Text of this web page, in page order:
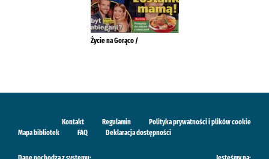
Życie na Gorąco /
Kontakt Regulamin
Polityka prywatności i plików cookie
Mapa bibliotek
FAQ Deklaracja dostępności